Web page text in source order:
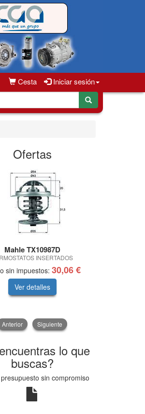
Cesta Iniciar sesión
Ofertas
Mahle TX10987D
INSERTADOS
sin impuestos: 30,06 €
Ver detalles
Anterior Siguiente
lo que
buscas?
sin compromiso